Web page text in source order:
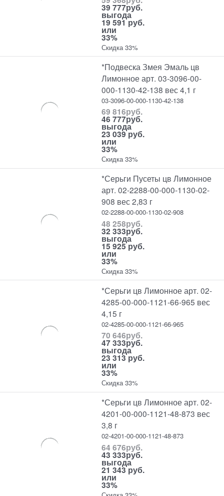
39 777руб.
выгода
19 591 руб.
или
33%
Скидка 33%
*Подвеска Змея Эмаль цв
Лимонное арт. 03-3096-00-
000-1130-42-138 вес 4,1 г
03-3096-00-000-1130-42-138
69 816руб.
46 777руб.
выгода
23 039 руб.
или
33%
Скидка 33%
*Серьги Пусеты цв Лимонное
арт. 02-2288-00-000-1130-02-
908 вес 2,83 г
02-2288-00-000-1130-02-908
48 258руб.
32 333руб.
выгода
15 925 руб.
или
33%
Скидка 33%
*Серьги цв Лимонное арт. 02-
4285-00-000-1121-66-965 вес
4,15 г
02-4285-00-000-1121-66-965
70 646руб.
47 333руб.
выгода
23 313 руб.
или
33%
Скидка 33%
*Серьги цв Лимонное арт. 02-
4201-00-000-1121-48-873 вес
3,8 г
02-4201-00-000-1121-48-873
64 676руб.
43 333руб.
выгода
21 343 руб.
или
33%